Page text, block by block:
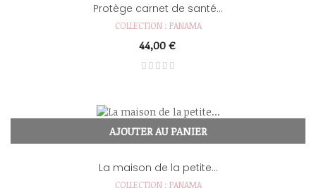
Protège carnet de santé...
COLLECTION : PANAMA
44,00 €
AJOUTER AU PANIER
La maison de la petite...
COLLECTION : PANAMA